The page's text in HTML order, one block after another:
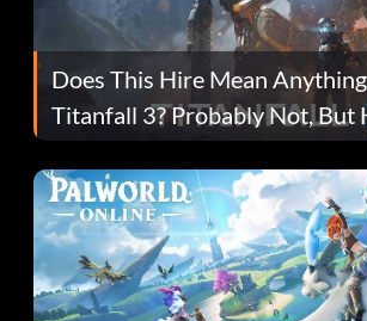
Does This Hire Mean
Titanfall 3? Probably Not, But
Fans Are Hopeful